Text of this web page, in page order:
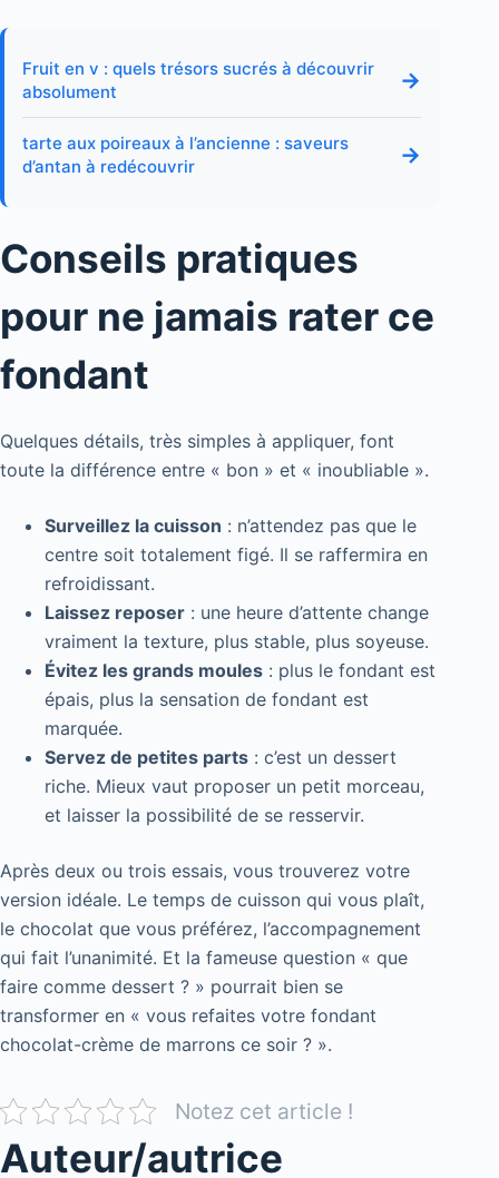
Fruit en v : quels trésors sucrés à découvrir
absolument
→
tarte aux poireaux à l’ancienne : saveurs
d’antan à redécouvrir
→
Conseils pratiques
pour ne jamais rater ce
fondant
Quelques détails, très simples à appliquer, font
toute la différence entre « bon » et « inoubliable ».
Surveillez la cuisson : n’attendez pas que le
centre soit totalement figé. Il se raffermira en
refroidissant.
Laissez reposer : une heure d’attente change
vraiment la texture, plus stable, plus soyeuse.
Évitez les grands moules : plus le fondant est
épais, plus la sensation de fondant est
marquée.
Servez de petites parts : c’est un dessert
riche. Mieux vaut proposer un petit morceau,
et laisser la possibilité de se resservir.
Après deux ou trois essais, vous trouverez votre
version idéale. Le temps de cuisson qui vous plaît,
le chocolat que vous préférez, l’accompagnement
qui fait l’unanimité. Et la fameuse question « que
faire comme dessert ? » pourrait bien se
transformer en « vous refaites votre fondant
chocolat-crème de marrons ce soir ? ».
Notez cet article !
Auteur/autrice